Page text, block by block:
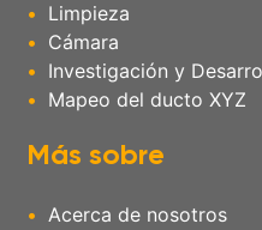
Limpieza
Cámara
Investigación y
Mapeo del ducto XYZ
Más sobre
Acerca de nosotros